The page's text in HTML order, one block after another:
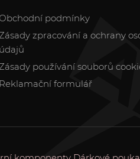
podmínky
zpracování a ochrany
údajů
používání souborů
Reklamační formulář